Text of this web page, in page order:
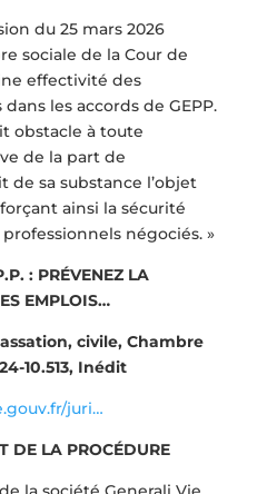
du 25 mars 2026
sociale de la Cour de
effectivité des
les accords de GEPP.
obstacle à toute
de la part de
de sa substance l’objet
ainsi la sécurité
négociés. »
: PRÉVENEZ LA
EMPLOIS…
civile, Chambre
10.513, Inédit
juri…
DE LA PROCÉDURE